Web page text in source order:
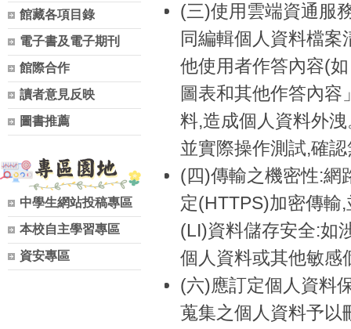
館藏各項目錄
電子書及電子期刊
館際合作
讀者意見反映
圖書推薦
中學生網站投稿專區
本校自主學習專區
資安專區
(三)使用雲端資通服
同編輯個人資料檔案
他使用者作答內容(
圖表和其他作答內容
料,造成個人資料外
並實際操作測試,確
(四)傳輸之機密性:網
定(HTTPS)加密傳輸
(LI)資料儲存安全:如
個人資料或其他敏感
(六)應訂定個人資料
蒐集之個人資料予以